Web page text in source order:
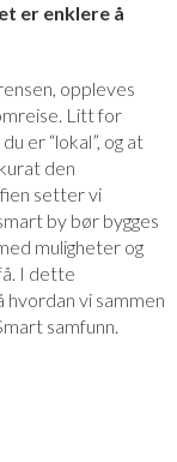
er enklere å
oppleves
Litt for
er “lokal”, og at
den
setter vi
by bør bygges
muligheter og
I dette
vi sammen
samfunn.